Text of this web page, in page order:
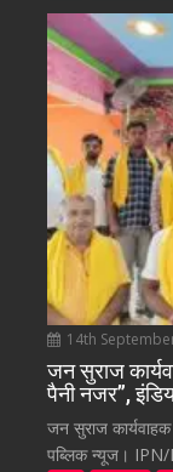
14th
जन सुराज
पैनी नजर”,
जन सुराज
पब्लिक न्यूज। IPN/